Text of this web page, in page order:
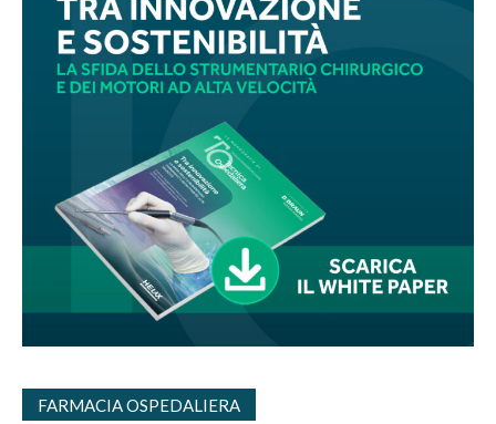
FARMACIA OSPEDALIERA